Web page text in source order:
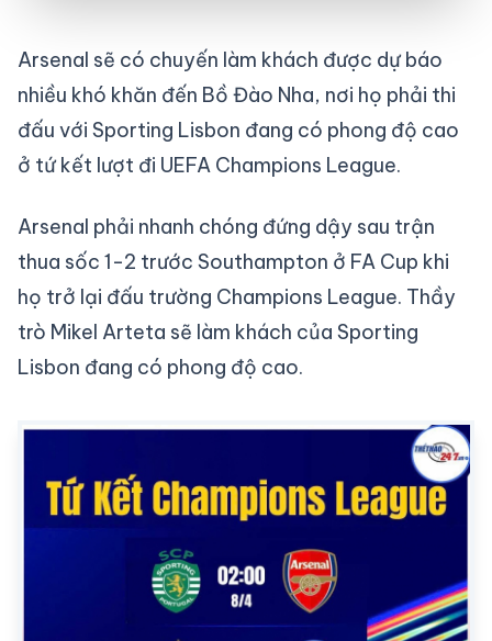
Arsenal sẽ có chuyến làm khách được dự báo
nhiều khó khăn đến Bồ Đào Nha, nơi họ phải thi
đấu với Sporting Lisbon đang có phong độ cao
ở tứ kết lượt đi UEFA Champions League.
Arsenal phải nhanh chóng đứng dậy sau trận
thua sốc 1-2 trước Southampton ở FA Cup khi
họ trở lại đấu trường Champions League. Thầy
trò Mikel Arteta sẽ làm khách của Sporting
Lisbon đang có phong độ cao.